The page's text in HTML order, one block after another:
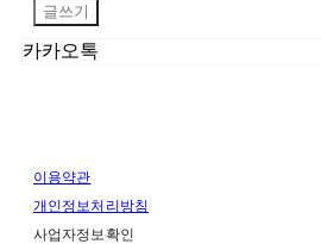
글쓰기
카카오톡
이용약관
개인정보처리방침
사업자정보확인